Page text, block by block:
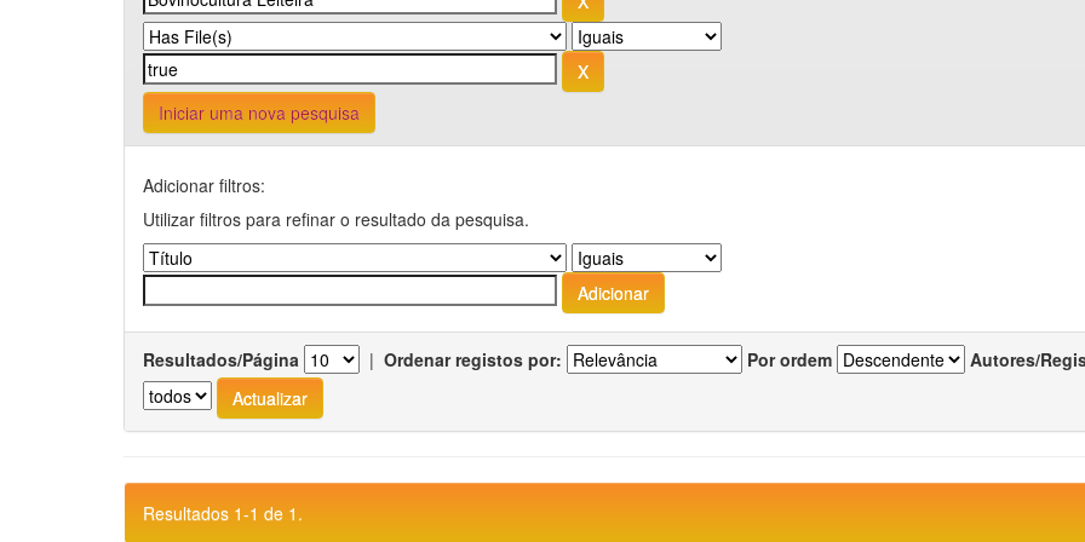
Iniciar uma nova pesquisa
Adicionar filtros:
Utilizar filtros para refinar o resultado da pesquisa.
Resultados/Página | Ordenar registos por: Por ordem Autores/
Resultados 1-1 de 1.